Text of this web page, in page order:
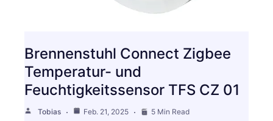
Brennenstuhl Connect Zigbee
Temperatur- und
Feuchtigkeitssensor TFS CZ 01
Tobias Feb. 21, 2025 5 Min Read